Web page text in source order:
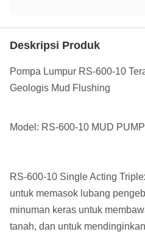
Deskripsi Produk
Pompa Lumpur RS-600-10
Geologis Mud Flushing
Model: RS-600-10 MUD PUMP
RS-600-10 Single Acting
untuk memasok lubang
minuman keras untuk
tanah, dan untuk